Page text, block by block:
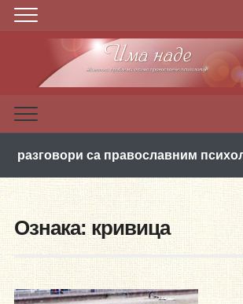
са православним психологом!
Ознака: кривица